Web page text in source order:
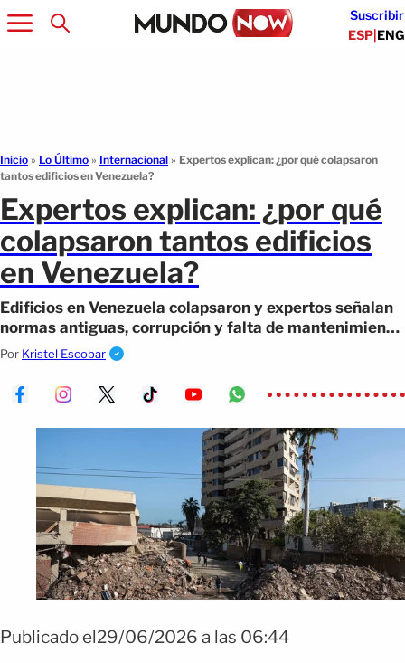
Suscribir
ESP|ENG
Inicio » Lo Último » Internacional » Expertos explican: ¿por qué colapsaron
tantos edificios en Venezuela?
Expertos explican: ¿por qué
colapsaron tantos edificios
en Venezuela?
Edificios en Venezuela colapsaron y expertos señalan
normas antiguas, corrupción y falta de mantenimiento.
Conoce las claves del riesgo.
Por Kristel Escobar
Publicado el29/06/2026 a las 06:44